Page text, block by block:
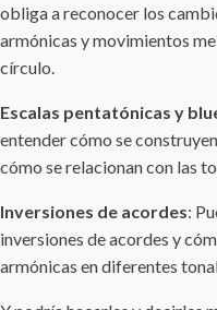
obliga a reconocer los
armónicas y movimientos
círculo.
Escalas pentatónicas y
entender cómo se
cómo se relacionan con las
Inversiones de acordes:
inversiones de acordes y
armónicas en diferentes